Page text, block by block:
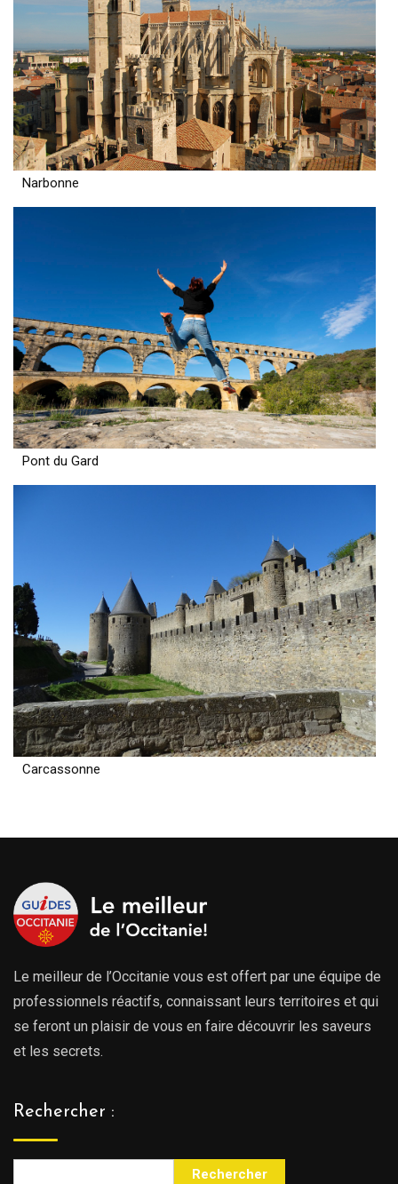
Narbonne
Pont du Gard
Carcassonne
Le meilleur de l’Occitanie vous est offert par une équipe de
professionnels réactifs, connaissant leurs territoires et qui
se feront un plaisir de vous en faire découvrir les saveurs
et les secrets.
Rechercher :
Rechercher